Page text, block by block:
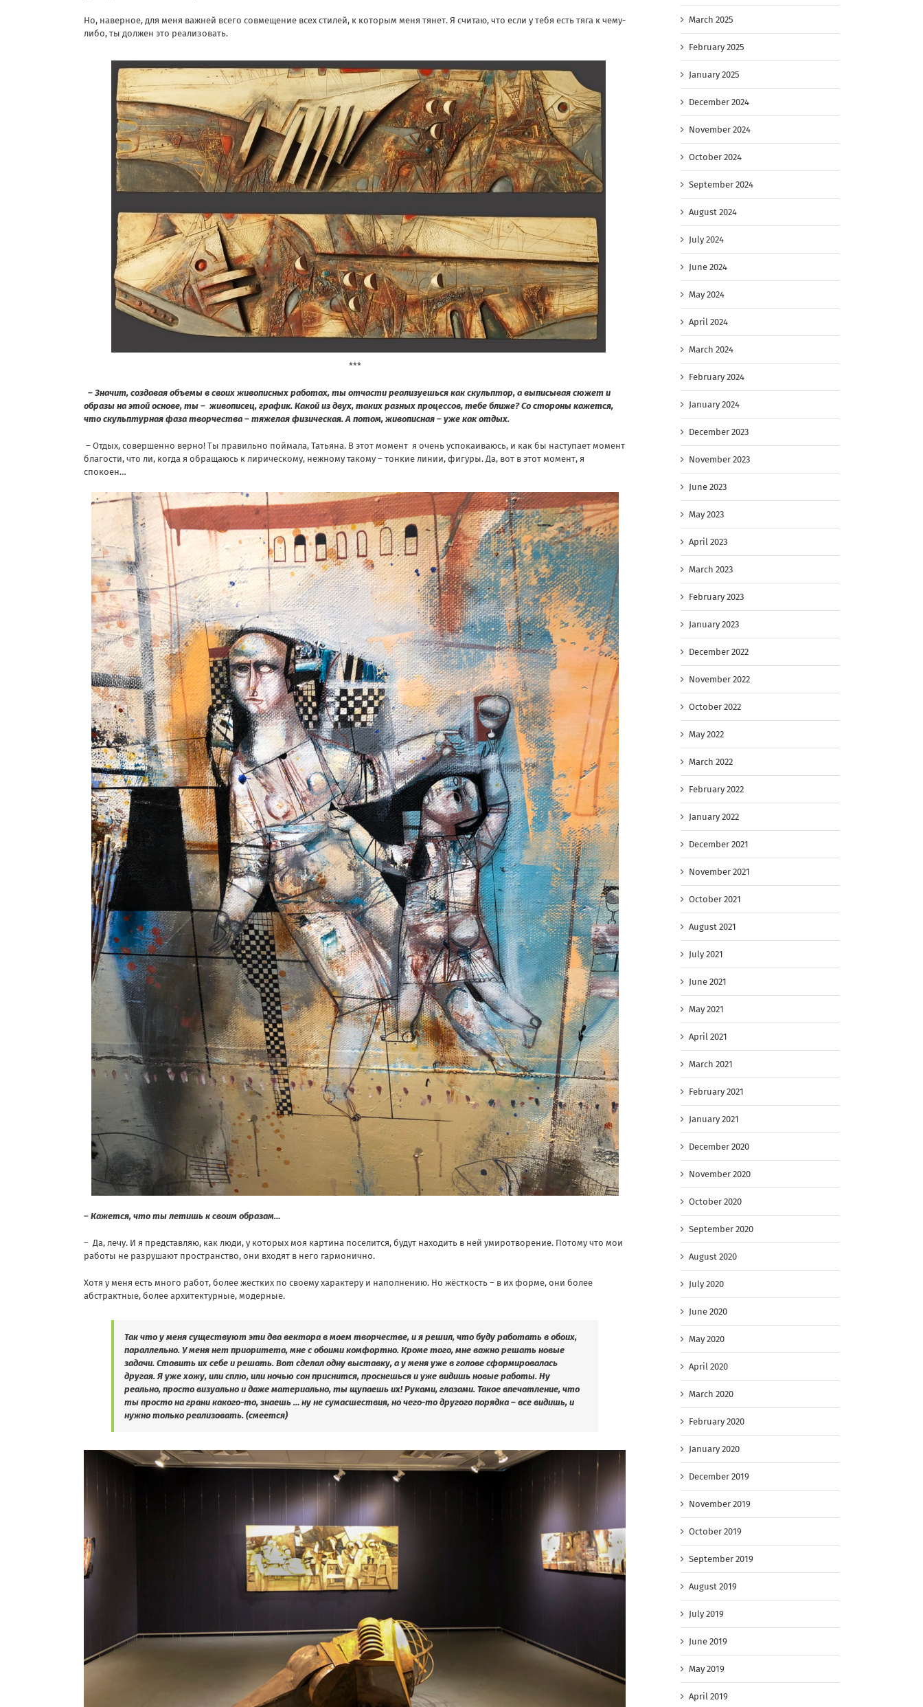
Но, наверное, для меня важней всего совмещение всех стилей, к которым меня тянет. Я считаю, что если у тебя есть тяга к чему-
либо, ты должен это реализовать.
***
– Значит, создавая объемы в своих живописных работах, ты отчасти реализуешься как скульптор, а выписывая сюжет и
образы на этой основе, ты – живописец, график. Какой из двух, таких разных процессов, тебе ближе? Со стороны кажется,
что скульптурная фаза творчества – тяжелая физическая. А потом, живописная – уже как отдых.
– Отдых, совершенно верно! Ты правильно поймала, Татьяна. В этот момент я очень успокаиваюсь, и как бы наступает момент
благости, что ли, когда я обращаюсь к лирическому, нежному такому – тонкие линии, фигуры. Да, вот в этот момент, я
спокоен…
– Кажется, что ты летишь к своим образам…
– Да, лечу. И я представляю, как люди, у которых моя картина поселится, будут находить в ней умиротворение. Потому что мои
работы не разрушают пространство, они входят в него гармонично.
Хотя у меня есть много работ, более жестких по своему характеру и наполнению. Но жёсткость – в их форме, они более
абстрактные, более архитектурные, модерные.
Так что у меня существуют эти два вектора в моем творчестве, и я решил, что буду работать в обоих,
параллельно. У меня нет приоритета, мне с обоими комфортно. Кроме того, мне важно решать новые
задачи. Ставить их себе и решать. Вот сделал одну выставку, а у меня уже в голове сформировалась
другая. Я уже хожу, или сплю, или ночью сон приснится, проснешься и уже видишь новые работы. Ну
реально, просто визуально и даже материально, ты щупаешь их! Руками, глазами. Такое впечатление, что
ты просто на грани какого-то, знаешь … ну не сумасшествия, но чего-то другого порядка – все видишь, и
нужно только реализовать. (смеется)
March 2025
February 2025
January 2025
December 2024
November 2024
October 2024
September 2024
August 2024
July 2024
June 2024
May 2024
April 2024
March 2024
February 2024
January 2024
December 2023
November 2023
June 2023
May 2023
April 2023
March 2023
February 2023
January 2023
December 2022
November 2022
October 2022
May 2022
March 2022
February 2022
January 2022
December 2021
November 2021
October 2021
August 2021
July 2021
June 2021
May 2021
April 2021
March 2021
February 2021
January 2021
December 2020
November 2020
October 2020
September 2020
August 2020
July 2020
June 2020
May 2020
April 2020
March 2020
February 2020
January 2020
December 2019
November 2019
October 2019
September 2019
August 2019
July 2019
June 2019
May 2019
April 2019